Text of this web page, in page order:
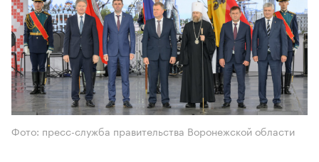
Фото: пресс-служба правительства Воронежской области